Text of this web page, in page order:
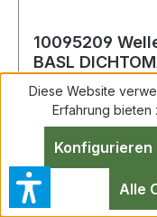
10095209
BASL
mm Brei
Wellendichtring
DICHTOMATIK
Diese Website
Erfahrung bieten
Konfigurieren
Alle